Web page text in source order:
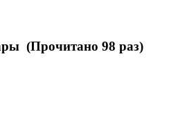
(Прочитано 98 раз)